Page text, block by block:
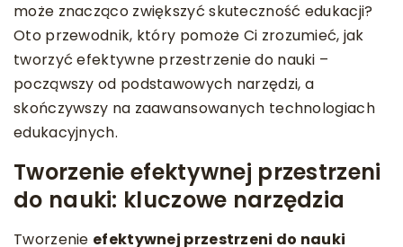
może znacząco zwiększyć skuteczność edukacji?
Oto przewodnik, który pomoże Ci zrozumieć, jak
tworzyć efektywne przestrzenie do nauki –
począwszy od podstawowych narzędzi, a
skończywszy na zaawansowanych technologiach
edukacyjnych.
Tworzenie efektywnej przestrzeni
do nauki: kluczowe narzędzia
Tworzenie efektywnej przestrzeni do nauki